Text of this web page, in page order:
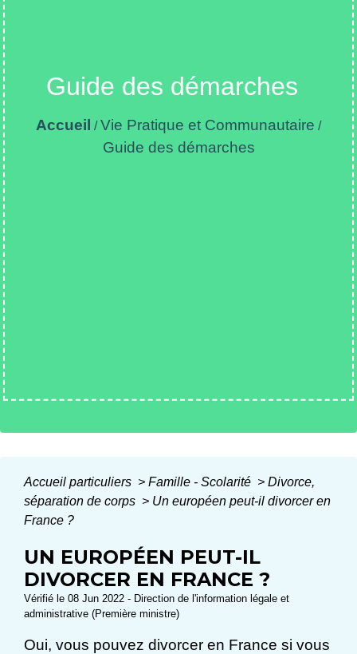
Guide des démarches
Accueil /Vie Pratique et Communautaire /
Guide des démarches
Accueil particuliers > Famille - Scolarité > Divorce,
séparation de corps > Un européen peut-il divorcer en
France ?
UN EUROPÉEN PEUT-IL
DIVORCER EN FRANCE ?
Vérifié le 08 Jun 2022 - Direction de l'information légale et
administrative (Première ministre)
Oui, vous pouvez divorcer en France si vous